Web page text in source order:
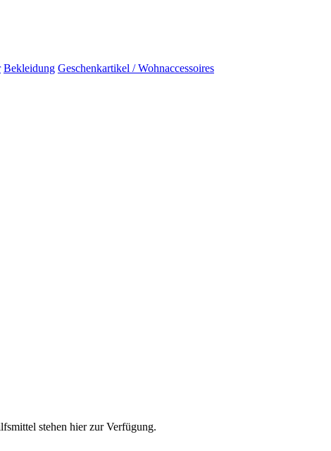
Bekleidung Geschenkartikel / Wohnaccessoires
stehen hier zur Verfügung.